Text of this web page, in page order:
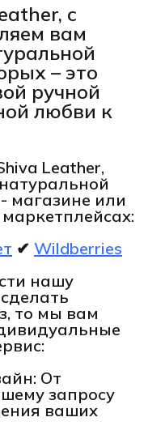
с
вам
– это
ручной
любви к
Leather,
магазине или
✔ Wildberries
нашу
то мы вам
От
запросу
ваших